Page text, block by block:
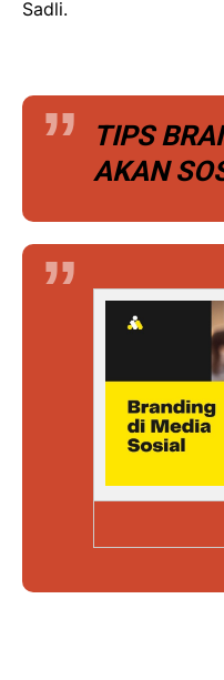
Sadli.
TIPS
AKAN